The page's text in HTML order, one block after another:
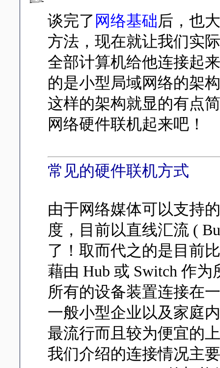
谈完了 网络基础后，也
方法，现在就让我们实
全部计算机给他连接起
的是小型局域网络的架
这样的架构就显的有点
网络硬件联机起来吧！
常见的硬件联机方式
由于网络媒体可以支持
度，目前以直线汇流 (
了！取而代之的是目前
藉由 Hub 或 Switch 作
所有的设备装置连接在
一般小型企业以及家庭
最流行而且较为便宜的
我们介绍的连接情况主